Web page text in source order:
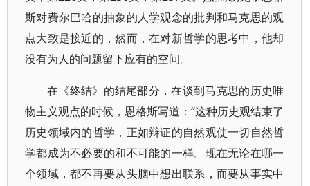
斯对费尔巴哈的抽象的人学观念的批判和马克思的观
点大致是接近的，然而，在对新哲学的思考中，他却
没有为人的问题留下应有的空间。
在《终结》的结尾部分，在谈到马克思的历史唯
物主义观点的时候，恩格斯写道：“这种历史观结束了
历史领域内的哲学，正如辩证的自然观使一切自然哲
学都成为不必要的和不可能的一样。现在无论在哪一
个领域，都不再要从头脑中想出联系，而要从事实中